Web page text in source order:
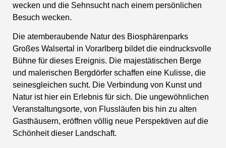
wecken und die Sehnsucht nach einem persönlichen
Besuch wecken.
Die atemberaubende Natur des Biosphärenparks
Großes Walsertal in Vorarlberg bildet die eindrucksvolle
Bühne für dieses Ereignis. Die majestätischen Berge
und malerischen Bergdörfer schaffen eine Kulisse, die
seinesgleichen sucht. Die Verbindung von Kunst und
Natur ist hier ein Erlebnis für sich. Die ungewöhnlichen
Veranstaltungsorte, von Flussläufen bis hin zu alten
Gasthäusern, eröffnen völlig neue Perspektiven auf die
Schönheit dieser Landschaft.